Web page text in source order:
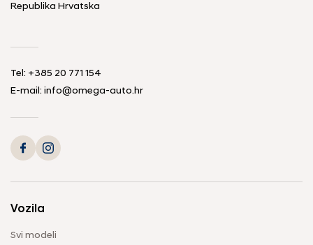
Republika Hrvatska
Tel: +385 20 771 154
E-mail: info@omega-auto.hr
Vozila
Svi modeli